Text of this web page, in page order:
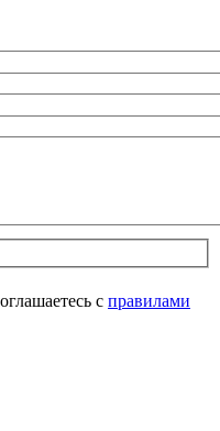
с правилами